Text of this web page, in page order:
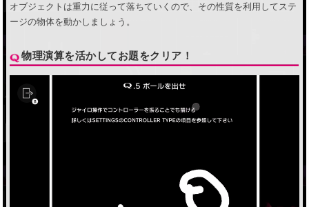
オブジェクトは重力に従って落ちていくので、その性質を利用してステ
ージの物体を動かしましょう。
物理演算を活かしてお題をクリア！